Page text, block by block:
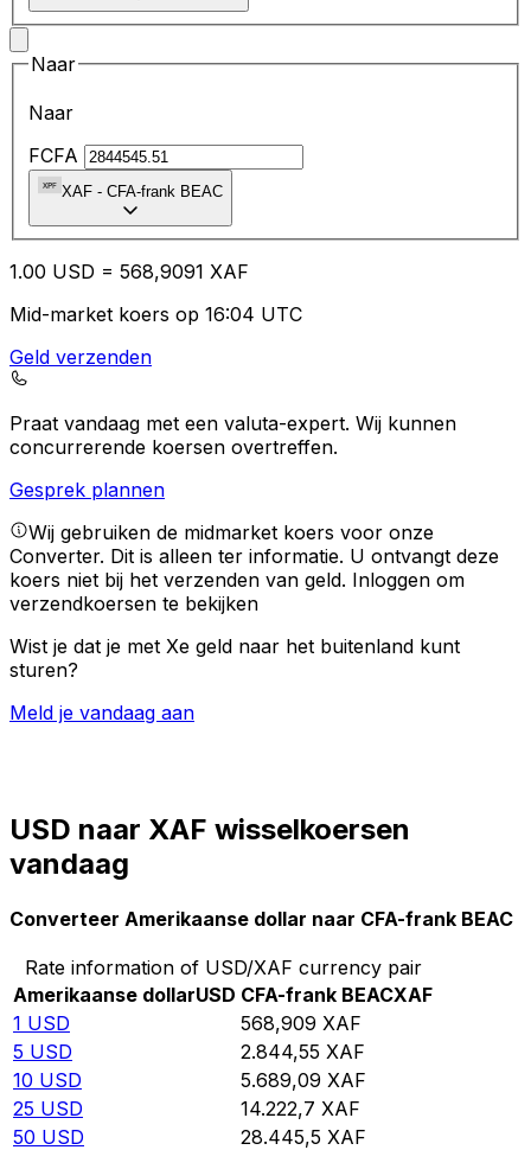
Naar
Naar
FCFA
XAF - CFA-frank BEAC
1.00 USD = 568,9091 XAF
Mid-market koers op 16:04 UTC
Geld verzenden
Praat vandaag met een valuta-expert. Wij kunnen
concurrerende koersen overtreffen.
Gesprek plannen
Wij gebruiken de midmarket koers voor onze
Converter. Dit is alleen ter informatie. U ontvangt deze
koers niet bij het verzenden van geld. Inloggen om
verzendkoersen te bekijken
Wist je dat je met Xe geld naar het buitenland kunt
sturen?
Meld je vandaag aan
USD naar XAF wisselkoersen
vandaag
Converteer Amerikaanse dollar naar CFA-frank BEAC
Rate information of USD/XAF currency pair
Amerikaanse dollarUSD CFA-frank BEACXAF
1 USD 568,909 XAF
5 USD 2.844,55 XAF
10 USD 5.689,09 XAF
25 USD 14.222,7 XAF
50 USD 28.445,5 XAF